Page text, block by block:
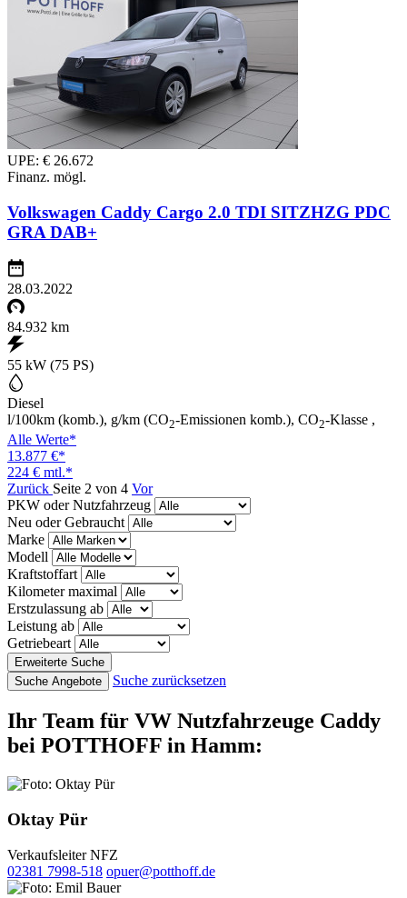
UPE: € 26.672
Finanz. mögl.
Volkswagen Caddy Cargo 2.0 TDI SITZHZG PDC
GRA DAB+
28.03.2022
84.932 km
55 kW (75 PS)
Diesel
l/100km (komb.), g/km (CO2-Emissionen komb.), CO2-Klasse ,
Alle Werte*
13.877 €*
224 € mtl.*
Zurück Seite 2 von 4 Vor
PKW oder Nutzfahrzeug
Neu oder Gebraucht
Marke
Modell
Kraftstoffart
Kilometer maximal
Erstzulassung ab
Leistung ab
Getriebeart
Erweiterte Suche
Suche Angebote
Suche zurücksetzen
Ihr Team für VW Nutzfahrzeuge Caddy
bei POTTHOFF in Hamm:
Oktay Pür
Verkaufsleiter NFZ
02381 7998-518 opuer@potthoff.de